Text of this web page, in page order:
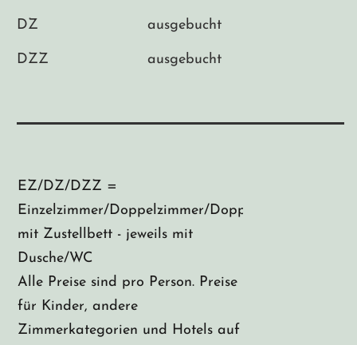
DZ ausgebucht
DZZ ausgebucht
EZ/DZ/DZZ =
Einzelzimmer/Doppelzimmer/Doppelzimmer
mit Zustellbett - jeweils mit
Dusche/WC
Alle Preise sind pro Person. Preise
für Kinder, andere
Zimmerkategorien und Hotels auf